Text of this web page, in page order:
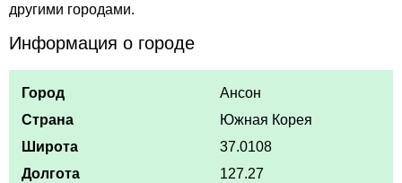
другими городами.
Информация о городе
Город
Ансон
Страна
Южная Корея
Широта
37.0108
Долгота
127.27